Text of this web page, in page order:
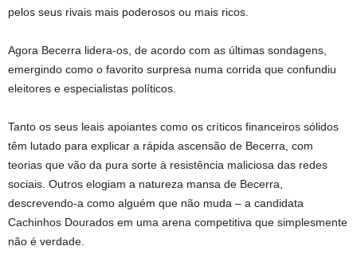
pelos seus rivais mais poderosos ou mais ricos.
Agora Becerra lidera-os, de acordo com as últimas sondagens,
emergindo como o favorito surpresa numa corrida que confundiu
eleitores e especialistas políticos.
Tanto os seus leais apoiantes como os críticos financeiros sólidos
têm lutado para explicar a rápida ascensão de Becerra, com
teorias que vão da pura sorte à resistência maliciosa das redes
sociais. Outros elogiam a natureza mansa de Becerra,
descrevendo-a como alguém que não muda – a candidata
Cachinhos Dourados em uma arena competitiva que simplesmente
não é verdade.